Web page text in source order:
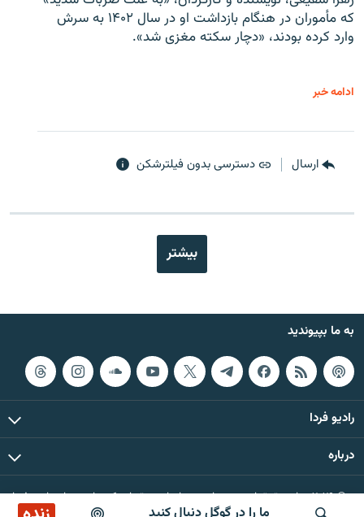
که مأموران در هنگام بازداشت او در سال ۱۴۰۲ به سرش
وارد کرده بودند، «دچار سکته مغزی شد».
ادامه خبر
ارسال دسترسی بدون فیلترشکن
بیشتر
به ما بپیوندید
رادیو فردا
درباره
© ۲۰۲۶ تمام حقوق این وب‌سایت، بر اساس مقررات کپی‌رایت، برای رادیو فردا
محفوظ است.